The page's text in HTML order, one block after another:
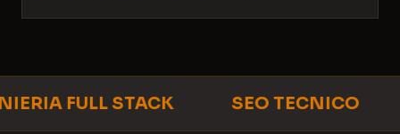
FULL STACK SEO TECNICO